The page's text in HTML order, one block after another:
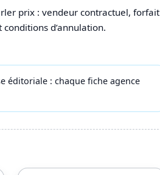
prix : vendeur contractuel, forfait
d’annulation.
éditoriale : chaque fiche agence